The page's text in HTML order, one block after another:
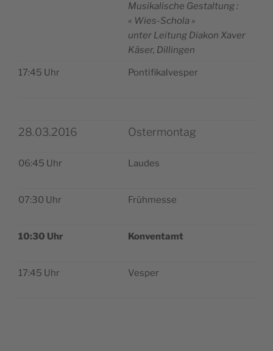
Musi­ka­lische Ges­tal­tung :
« Wies-Schola »
unter Lei­tung Dia­kon Xaver
Käser, Dillingen
17:45 Uhr Pon­ti­fi­kal­ves­per
28.03.2016 Ostermontag
06:45 Uhr Laudes
07:30 Uhr Früh­messe
10:30 Uhr Kon­ven­tamt
17:45 Uhr Ves­per